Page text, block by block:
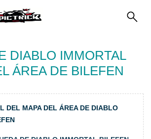
DIABLO IMMORTAL
ÁREA DE BILEFEN
DEL MAPA DEL ÁREA DE DIABLO